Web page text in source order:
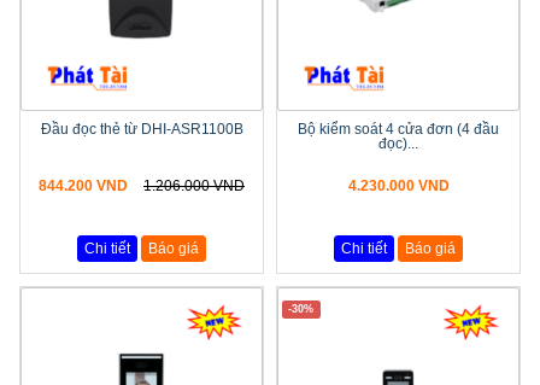
Đầu đọc thẻ từ DHI-ASR1100B
844.200 VND 1.206.000 VND
Chi tiết Báo giá
Bộ kiểm soát 4 cửa đơn (4 đầu
đọc)...
4.230.000 VND
Chi tiết Báo giá
-30%